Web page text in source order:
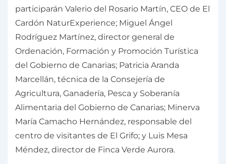
participarán Valerio del Rosario Martín, CEO de El
Cardón NaturExperience; Miguel Ángel
Rodríguez Martínez, director general de
Ordenación, Formación y Promoción Turística
del Gobierno de Canarias; Patricia Aranda
Marcellán, técnica de la Consejería de
Agricultura, Ganadería, Pesca y Soberanía
Alimentaria del Gobierno de Canarias; Minerva
María Camacho Hernández, responsable del
centro de visitantes de El Grifo; y Luis Mesa
Méndez, director de Finca Verde Aurora.